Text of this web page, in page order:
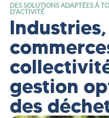
DES SOLUTIONS ADAPTÉES À
D’ACTIVITÉ
Industries,
gestion
des